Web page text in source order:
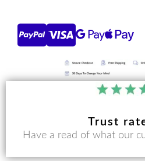
Trust
Have a read of what our